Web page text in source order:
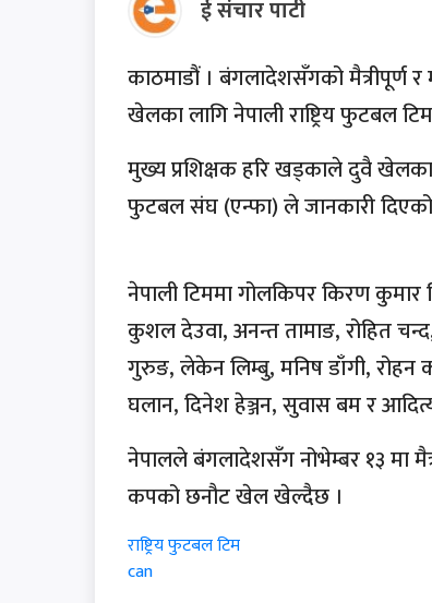
ई संचार पाटी
काठमाडौं । बंगलादेशसँगको
खेलका लागि नेपाली राष्ट्रिय फुटबल
मुख्य प्रशिक्षक हरि खड्काले दुवै
फुटबल संघ (एन्फा) ले जानकारी
नेपाली टिममा गोलकिपर किरण कुमार
कुशल देउवा, अनन्त तामाङ, रोहित
गुरुङ, लेकेन लिम्बु, मनिष डाँगी, रोहन
घलान, दिनेश हेञ्जन, सुवास बम र
नेपालले बंगलादेशसँग नोभेम्बर १३ मा
कपको छनौट खेल खेल्दैछ ।
राष्ट्रिय फुटबल टिम
can